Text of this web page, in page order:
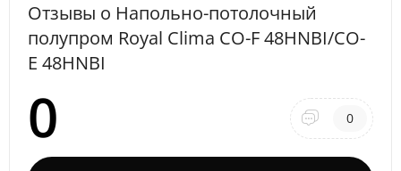
Отзывы о Напольно-потолочный
полупром Royal Clima CO-F 48HNBI/CO-
E 48HNBI
0 0